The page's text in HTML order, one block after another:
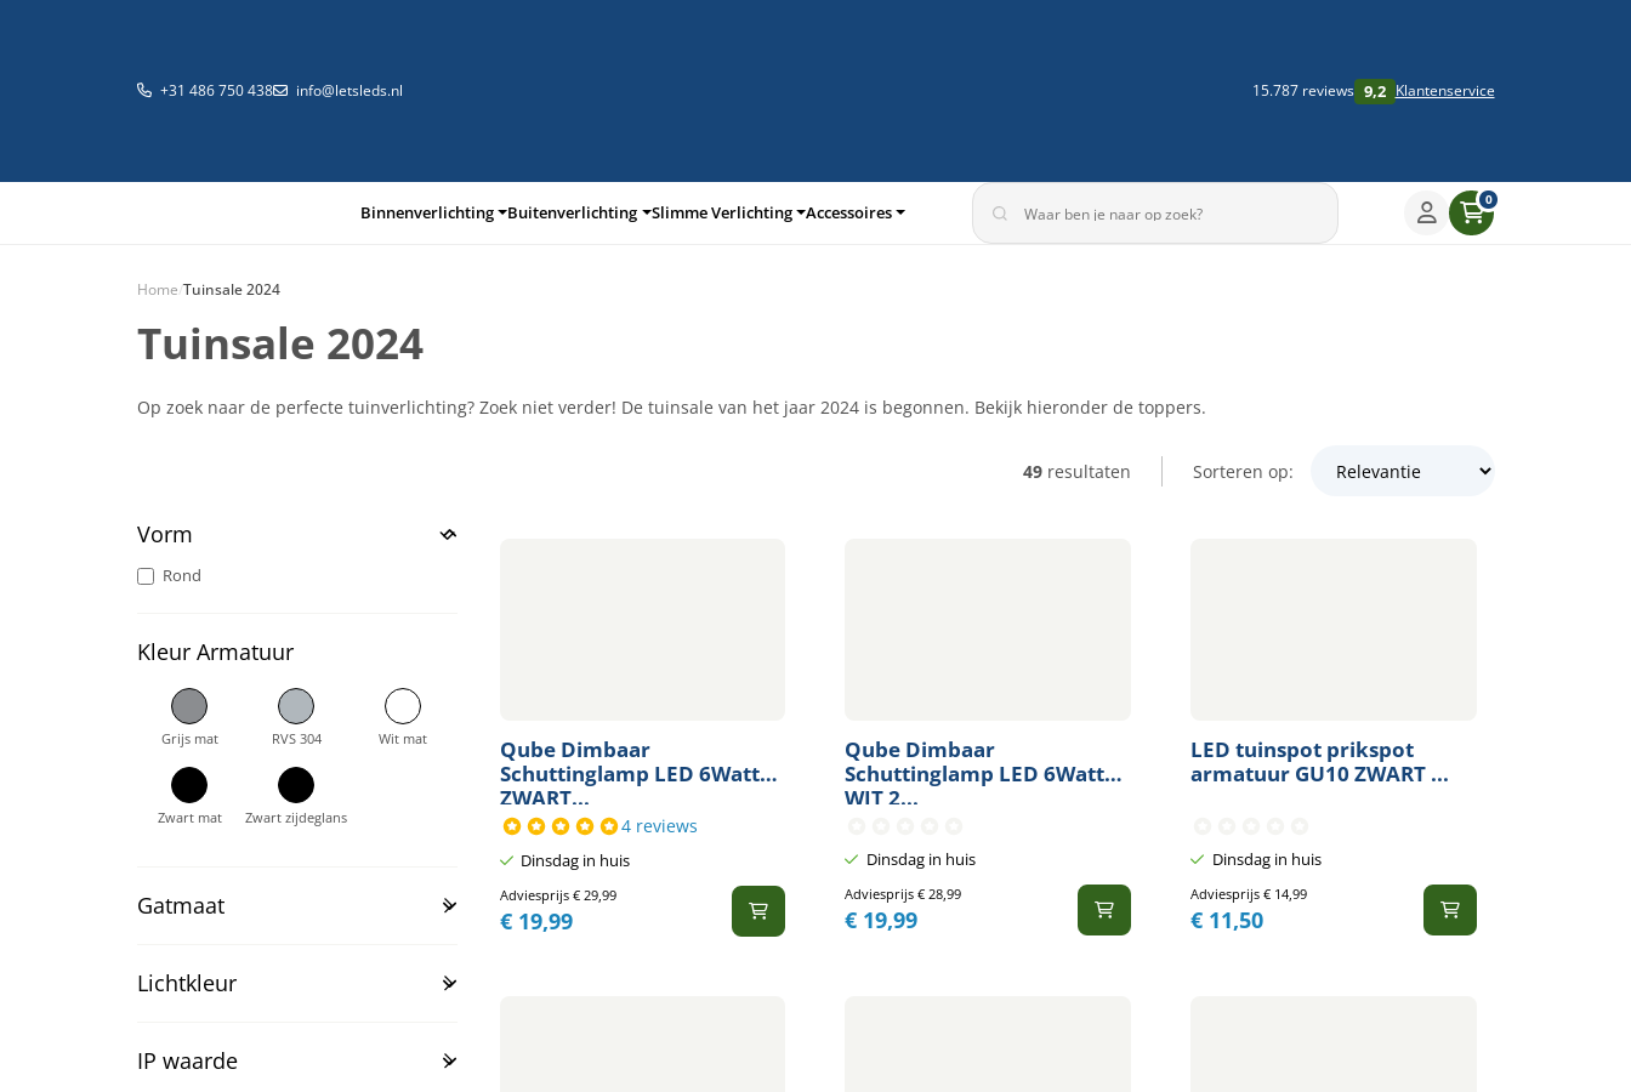
+31 486 750 438 info@letsleds.nl 15.787 reviews 9,2 Klantenservice
Binnenverlichting Buitenverlichting Slimme Verlichting Accessoires
Binnenverlichting Buitenverlichting
0
Home/Tuinsale 2024
Tuinsale 2024
Op zoek naar de perfecte tuinverlichting? Zoek niet verder! De tuinsale van het jaar 2024 is begonnen. Bekijk hieronder de toppers.
49 resultaten Sorteren op:
Vorm
Rond
Kleur Armatuur
Grijs mat RVS 304 Wit mat
Zwart mat Zwart zijdeglans
Gatmaat
Lichtkleur
IP waarde
Qube Dimbaar
Schuttinglamp LED 6Watt
ZWART...
4 reviews
Dinsdag in huis
Adviesprijs €29,99
€19,99
Qube Dimbaar
Schuttinglamp LED 6Watt
WIT 2...
Dinsdag in huis
Adviesprijs€ 28,99
€ 19,99
LED tuinspot prikspot
armatuur GU10 ZWART ...
Dinsdag in huis
Adviesprijs€ 14,99
€ 11,50